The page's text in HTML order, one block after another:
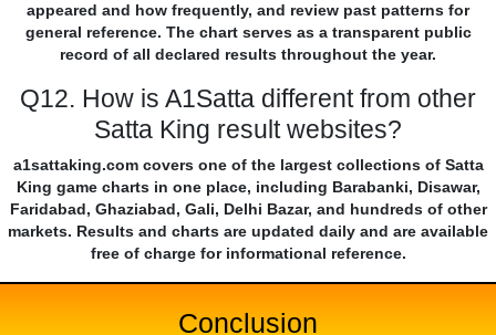
appeared and how frequently, and review past patterns for
general reference. The chart serves as a transparent public
record of all declared results throughout the year.
Q12. How is A1Satta different from other
Satta King result websites?
a1sattaking.com covers one of the largest collections of Satta
King game charts in one place, including Barabanki, Disawar,
Faridabad, Ghaziabad, Gali, Delhi Bazar, and hundreds of other
markets. Results and charts are updated daily and are available
free of charge for informational reference.
Conclusion